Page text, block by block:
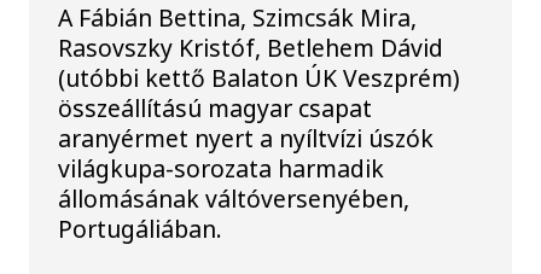
A Fábián Bettina, Szimcsák Mira,
Rasovszky Kristóf, Betlehem Dávid
(utóbbi kettő Balaton ÚK Veszprém)
összeállítású magyar csapat
aranyérmet nyert a nyíltvízi úszók
világkupa-sorozata harmadik
állomásának váltóversenyében,
Portugáliában.